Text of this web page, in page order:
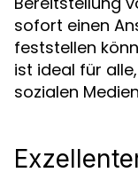
sofort einen
feststellen
ist ideal für
sozialen